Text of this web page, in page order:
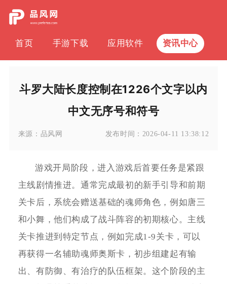
首页 手游下载 应用软件 资讯中心
斗罗大陆长度控制在1226个文字以内
中文无序号和符号
来源： 品风网 发布时间： 2026-04-11 13:38:12
游戏开局阶段，进入游戏后首要任务是紧跟
主线剧情推进。通常完成最初的新手引导和前期
关卡后，系统会赠送基础的魂师角色，例如唐三
和小舞，他们构成了战斗阵容的初期核心。主线
关卡推进到特定节点，例如完成1-9关卡，可以
再获得一名辅助魂师奥斯卡，初步组建起有输
出、有防御、有治疗的队伍框架。这个阶段的主